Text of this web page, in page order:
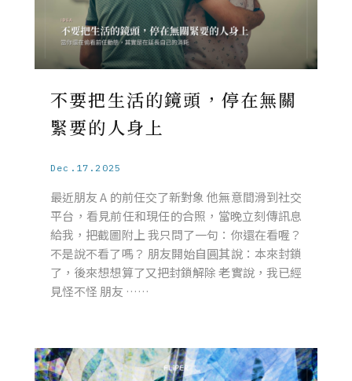
不要把生活的鏡頭，停在無關
緊要的人身上
Dec.17.2025
最近朋友 A 的前任交了新對象 他無意間滑到社交
平台，看見前任和現任的合照，當晚立刻傳訊息
給我，把截圖附上 我只問了一句：你還在看喔？
不是說不看了嗎？ 朋友開始自圓其說：本來封鎖
了，後來想想算了又把封鎖解除 老實說，我已經
見怪不怪 朋友 ……